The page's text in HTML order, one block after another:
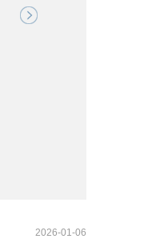
2026-01-06